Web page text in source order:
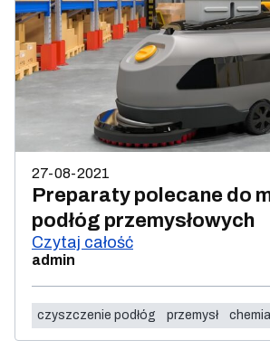
27-08-2021
Preparaty polecane do
podłóg przemysłowych
Czytaj całość
admin
czyszczenie podłóg przemysł